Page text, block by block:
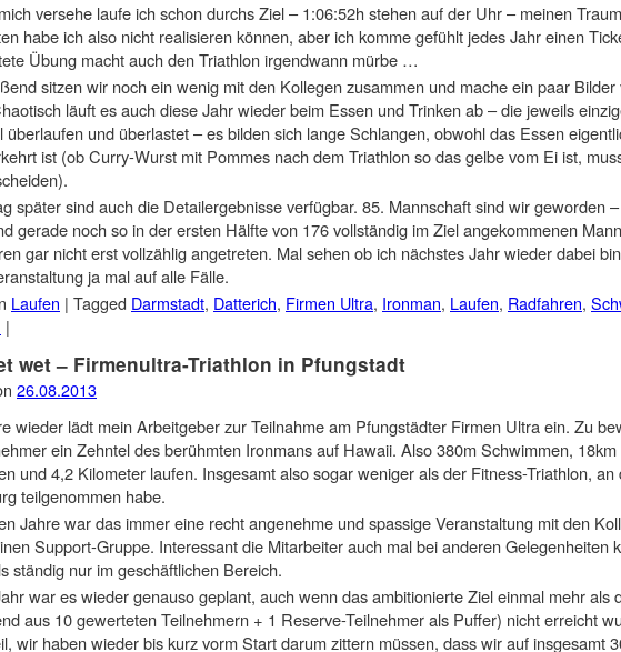
versehe laufe ich schon durchs Ziel – 1:06:52h stehen auf der Uhr – meinen
habe ich also nicht realisieren können, aber ich komme gefühlt jedes Jahr einen
Übung macht auch den Triathlon irgendwann mürbe …
sitzen wir noch ein wenig mit den Kollegen zusammen und mache ein paar Bilder
läuft es auch diese Jahr wieder beim Essen und Trinken ab – die jeweils
überlaufen und überlastet – es bilden sich lange Schlangen, obwohl das Essen
ist (ob Curry-Wurst mit Pommes nach dem Triathlon so das gelbe vom Ei ist,
später sind auch die Detailergebnisse verfügbar. 85. Mannschaft sind wir geworden
gerade noch so in der ersten Hälfte von 176 vollständig im Ziel angekommenen
gar nicht erst vollzählig angetreten. Mal sehen ob ich nächstes Jahr wieder dabei
ja mal auf alle Fälle.
Laufen | Tagged Darmstadt, Datterich, Firmen Ultra, Ironman, Laufen, Radfahren,
|
wet – Firmenultra-Triathlon in Pfungstadt
26.08.2013
wieder lädt mein Arbeitgeber zur Teilnahme am Pfungstädter Firmen Ultra ein. Zu
ein Zehntel des berühmten Ironmans auf Hawaii. Also 380m Schwimmen, 18km
und 4,2 Kilometer laufen. Insgesamt also sogar weniger als der Fitness-Triathlon, an
teilgenommen habe.
Jahre war das immer eine recht angenehme und spassige Veranstaltung mit den
Support-Gruppe. Interessant die Mitarbeiter auch mal bei anderen Gelegenheiten
ständig nur im geschäftlichen Bereich.
war es wieder genauso geplant, auch wenn das ambitionierte Ziel einmal mehr als
aus 10 gewerteten Teilnehmern + 1 Reserve-Teilnehmer als Puffer) nicht erreicht
wir haben wieder bis kurz vorm Start darum zittern müssen, dass wir auf insgesamt